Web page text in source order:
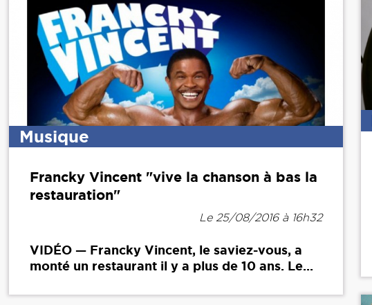
Musique
Francky Vincent "vive la chanson à bas la
restauration"
Le 25/08/2016 à 16h32
VIDÉO — Francky Vincent, le saviez-vous, a
monté un restaurant il y a plus de 10 ans. Le...